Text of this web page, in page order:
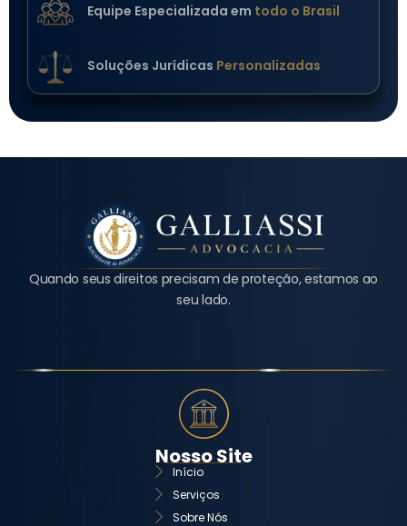
Equipe Especializada em todo o Brasil
Soluções Jurídicas Personalizadas
Quando seus direitos precisam de proteção, estamos ao
seu lado.
Nosso Site
Início
Serviços
Sobre Nós